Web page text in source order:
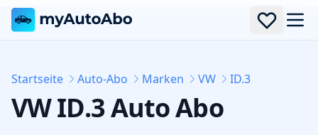
Startseite Auto-Abo Marken VW ID.3
VWID.3Auto Abo